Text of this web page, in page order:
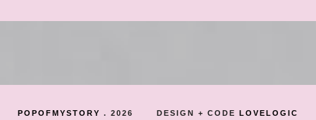
POPOFMYSTORY .2026 DESIGN + CODE LOVELOGIC